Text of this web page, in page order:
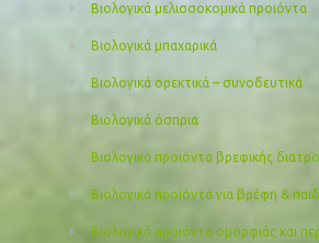
Βιολογικά μελισσοκομικά προιόντα
Βιολογικά μπαχαρικά
Βιολογικά ορεκτικά – συνοδευτικά
Βιολογικά όσπρια
Βιολογικά προϊόντα βρεφικής
Βιολογικά προϊόντα για βρέφη &
Βιολογικά προιόντα ομορφιάς και